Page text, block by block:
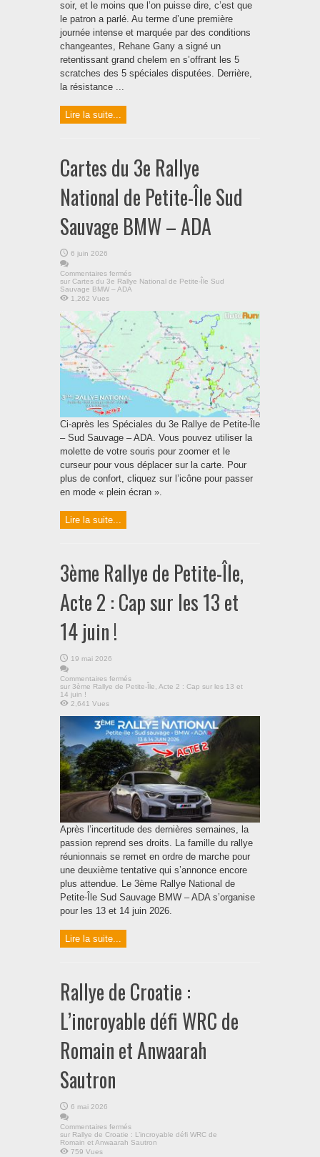
soir, et le moins que l’on puisse dire, c’est que
le patron a parlé. Au terme d’une première
journée intense et marquée par des conditions
changeantes, Rehane Gany a signé un
retentissant grand chelem en s’offrant les 5
scratches des 5 spéciales disputées. Derrière,
la résistance ...
Lire la suite...
Cartes du 3e Rallye
National de Petite-Île Sud
Sauvage BMW – ADA
6 juin 2026
Commentaires fermés
sur Cartes du 3e Rallye National de Petite-Île Sud
Sauvage BMW – ADA
1,262 Vues
Ci-après les Spéciales du 3e Rallye de Petite-Île
– Sud Sauvage – ADA. Vous pouvez utiliser la
molette de votre souris pour zoomer et le
curseur pour vous déplacer sur la carte. Pour
plus de confort, cliquez sur l’icône pour passer
en mode « plein écran ».
Lire la suite...
3ème Rallye de Petite-Île,
Acte 2 : Cap sur les 13 et
14 juin !
19 mai 2026
Commentaires fermés
sur 3ème Rallye de Petite-Île, Acte 2 : Cap sur les 13 et
14 juin !
2,641 Vues
Après l’incertitude des dernières semaines, la
passion reprend ses droits. La famille du rallye
réunionnais se remet en ordre de marche pour
une deuxième tentative qui s’annonce encore
plus attendue. Le 3ème Rallye National de
Petite-Île Sud Sauvage BMW – ADA s’organise
pour les 13 et 14 juin 2026.
Lire la suite...
Rallye de Croatie :
L’incroyable défi WRC de
Romain et Anwaarah
Sautron
6 mai 2026
Commentaires fermés
sur Rallye de Croatie : L’incroyable défi WRC de
Romain et Anwaarah Sautron
759 Vues